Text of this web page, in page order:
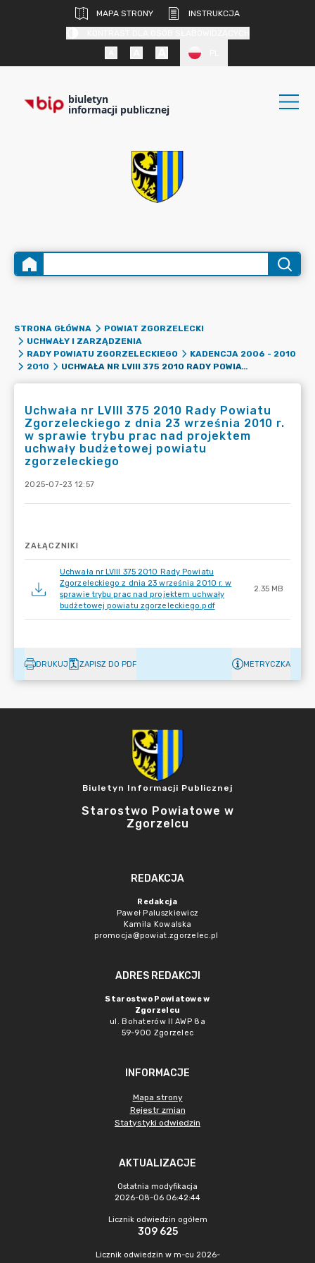
MAPA STRONY
INSTRUKCJA
biuletyn
informacji publicznej
STRONA GŁÓWNA
POWIAT ZGORZELECKI
UCHWAŁY I ZARZĄDZENIA
RADY POWIATU ZGORZELECKIEGO
KADENCJA 2006 - 2010
2010
UCHWAŁA NR LVIII 375 2010 RADY POWIATU ZGORZELECKIEGO Z DNIA 23 WRZEŚNIA 2010 R. W SPRAWIE TRYBU PRAC NAD PROJEKTEM UCHWAŁY BUDŻETOWEJ POWIATU ZGORZELECKIEGO
Uchwała nr LVIII 375 2010 Rady Powiatu
Zgorzeleckiego z dnia 23 września 2010 r.
w sprawie trybu prac nad projektem
uchwały budżetowej powiatu
zgorzeleckiego
2025-07-23 12:57
ZAŁĄCZNIKI
Uchwała nr LVIII 375 2010 Rady Powiatu
Zgorzeleckiego z dnia 23 września 2010 r. w
sprawie trybu prac nad projektem uchwały
budżetowej powiatu zgorzeleckiego.pdf
2.35 MB
DRUKUJ ZAPISZ DO PDF METRYCZKA
Biuletyn Informacji Publicznej
Starostwo Powiatowe w
Zgorzelcu
REDAKCJA
Redakcja
Paweł Paluszkiewicz
Kamila Kowalska
promocja@powiat.zgorzelec.pl
ADRES REDAKCJI
Starostwo Powiatowe w
Zgorzelcu
ul. Bohaterów II AWP 8a
59-900 Zgorzelec
INFORMACJE
Mapa strony
Rejestr zmian
Statystyki odwiedzin
AKTUALIZACJE
Ostatnia modyfikacja
2026-08-06 06:42:44
Licznik odwiedzin ogółem
309 625
Licznik odwiedzin w m-cu 2026-